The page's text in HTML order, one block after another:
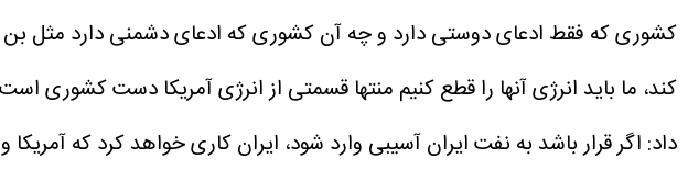
کشوری که فقط ادعای دوستی دارد و چه آن کشوری که ادعای دشمنی دارد مثل بن
کند، ما باید انرژی آنها را قطع کنیم منتها قسمتی از انرژی آمریکا دست کشوری
داد: اگر قرار باشد به نفت ایران آسیبی وارد شود، ایران کاری خواهد کرد که